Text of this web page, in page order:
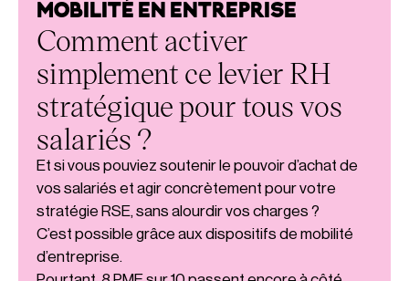
MOBILITÉ EN ENTREPRISE
Comment activer
simplement ce levier RH
stratégique pour tous vos
salariés ?
Et si vous pouviez soutenir le pouvoir d’achat de
vos salariés et agir concrètement pour votre
stratégie RSE, sans alourdir vos charges ?
C’est possible grâce aux dispositifs de mobilité
d’entreprise.